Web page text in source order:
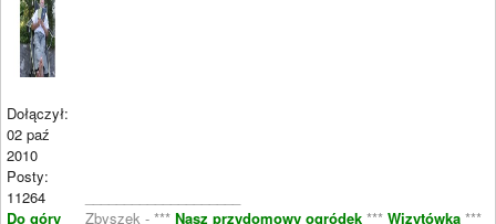
Dołączył:
02 paź
2010
Posty:
11264
Do góry
Zbyszek - *** Nasz przydomowy ogródek *** Wizytówka ***